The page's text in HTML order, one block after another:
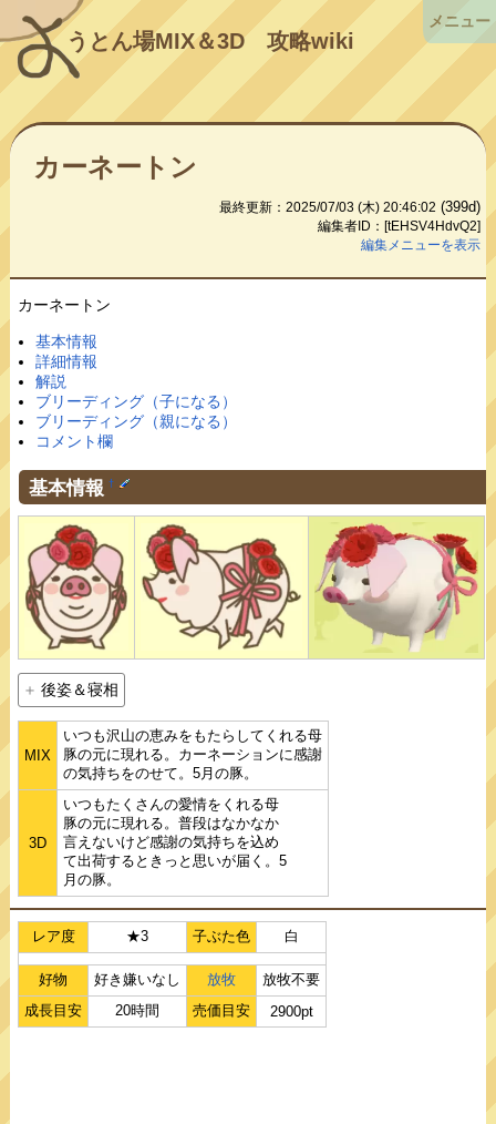
うとん場MIX＆3D攻略wiki
カーネートン
最終更新：2025/07/03 (木) 20:46:02 (399d)
編集者ID：[tEHSV4HdvQ2]
編集メニューを表示
カーネートン
基本情報
詳細情報
解説
ブリーディング（子になる）
ブリーディング（親になる）
コメント欄
基本情報 †
後姿＆寝相
MIX
いつも沢山の恵みをもたらしてくれる母
豚の元に現れる。カーネーションに感謝
の気持ちをのせて。5月の豚。
3D
いつもたくさんの愛情をくれる母
豚の元に現れる。普段はなかなか
言えないけど感謝の気持ちを込め
て出荷するときっと思いが届く。5
月の豚。
レア度 ★3 子ぶた色 白
好物 好き嫌いなし 放牧
放牧不要
成長目安
20時間 売価目安 2900pt
メニュー